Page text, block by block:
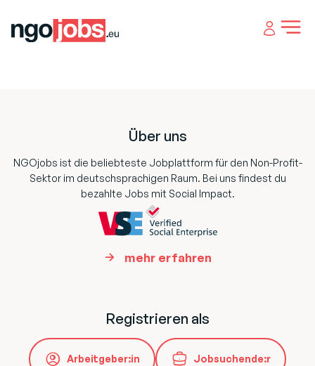
Open
Über uns
NGOjobs ist die beliebteste Jobplattform für den Non-Profit-
Sektor im deutschsprachigen Raum. Bei uns findest du
bezahlte Jobs mit Social Impact.
mehr erfahren
Registrieren als
Arbeitgeber:in Jobsuchende:r